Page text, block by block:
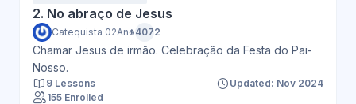
2. No abraço de Jesus
Catequista 02Ano+4072
Chamar Jesus de irmão. Celebração da Festa do Pai-
Nosso.
9 Lessons
Updated: Nov 2024
155 Enrolled